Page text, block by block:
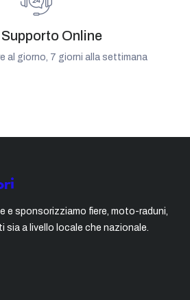
Online
al giorno, 7 giorni alla settimana
e sponsorizziamo fiere, moto-raduni,
sia a livello locale che nazionale.